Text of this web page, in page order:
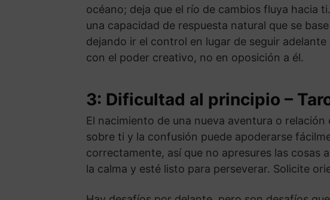
océano; deja que el río de cambios fluya hacia
una capacidad de respuesta natural que se
dejando ir el control en lugar de seguir
con el poder creativo, no en oposición a él.
3: Dificultad al principio –
El nacimiento de una nueva aventura o
sobre ti y la confusión puede apoderarse
correctamente, así que no apresures las cosas
la calma y esté listo para perseverar. Solicite